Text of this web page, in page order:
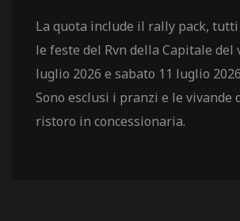
La quota include il rally pack,
le feste del Rvn della Capitale del
luglio 2026 e sabato 11 luglio
Sono esclusi i pranzi e le vivande
ristoro in concessionaria.